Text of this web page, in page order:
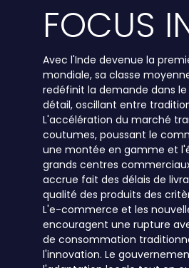
FOCUS
Avec l'Inde devenue la
mondiale, sa classe
redéfinit la demande dans
détail, oscillant entre
L'accélération du marché
coutumes, poussant le
une montée en gamme et
grands centres
accrue fait des délais de
qualité des produits des
L'e-commerce et les
encouragent une rupture
de consommation
l'innovation. Le